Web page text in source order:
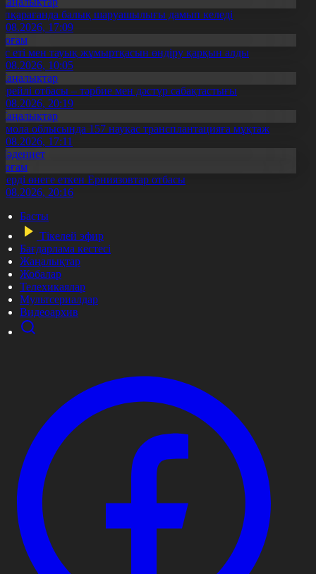
балық шаруашылығы дамып келеді
17:09
еті мен тауық жұмыртқасын өндіру қарқын алды
10:05
отбасы – тәрбие мен дәстүр сабақтастығы
20:19
облысында 157 науқас трансплантацияға мұқтаж
17:11
өнеге еткен Ерниязовтар отбасы
20:16
Басты
Тікелей эфир
Бағдарлама кестесі
Жаңалықтар
Жобалар
Телехикаялар
Мультсериалдар
Видеоархив